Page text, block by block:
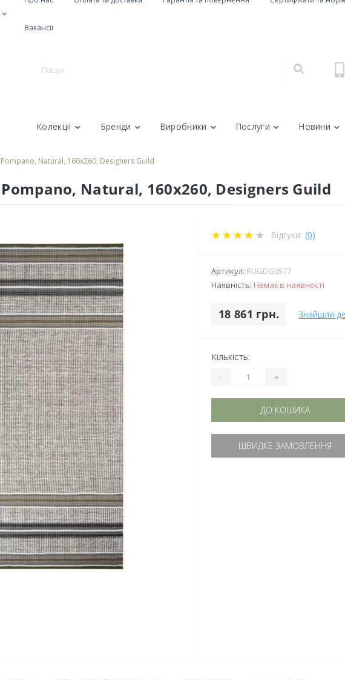
Вакансії
Колекції Бренди Виробники Послуги Новини
Natural, 160x260, Designers Guild
Natural, 160x260, Designers Guild
Відгуки: (0)
Артикул: RUGDG0577
Наявність: Немає в наявності
18 861 грн. Знайшли
Кількість:
- +
ДО КОШИКА
ШВИДКЕ ЗАМОВЛЕННЯ